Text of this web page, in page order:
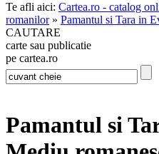
Te afli aici: Cartea.ro - catalog
romanilor » Pamantul si Tara in
CAUTARE
carte sau publicatie
pe cartea.ro
Pamantul si